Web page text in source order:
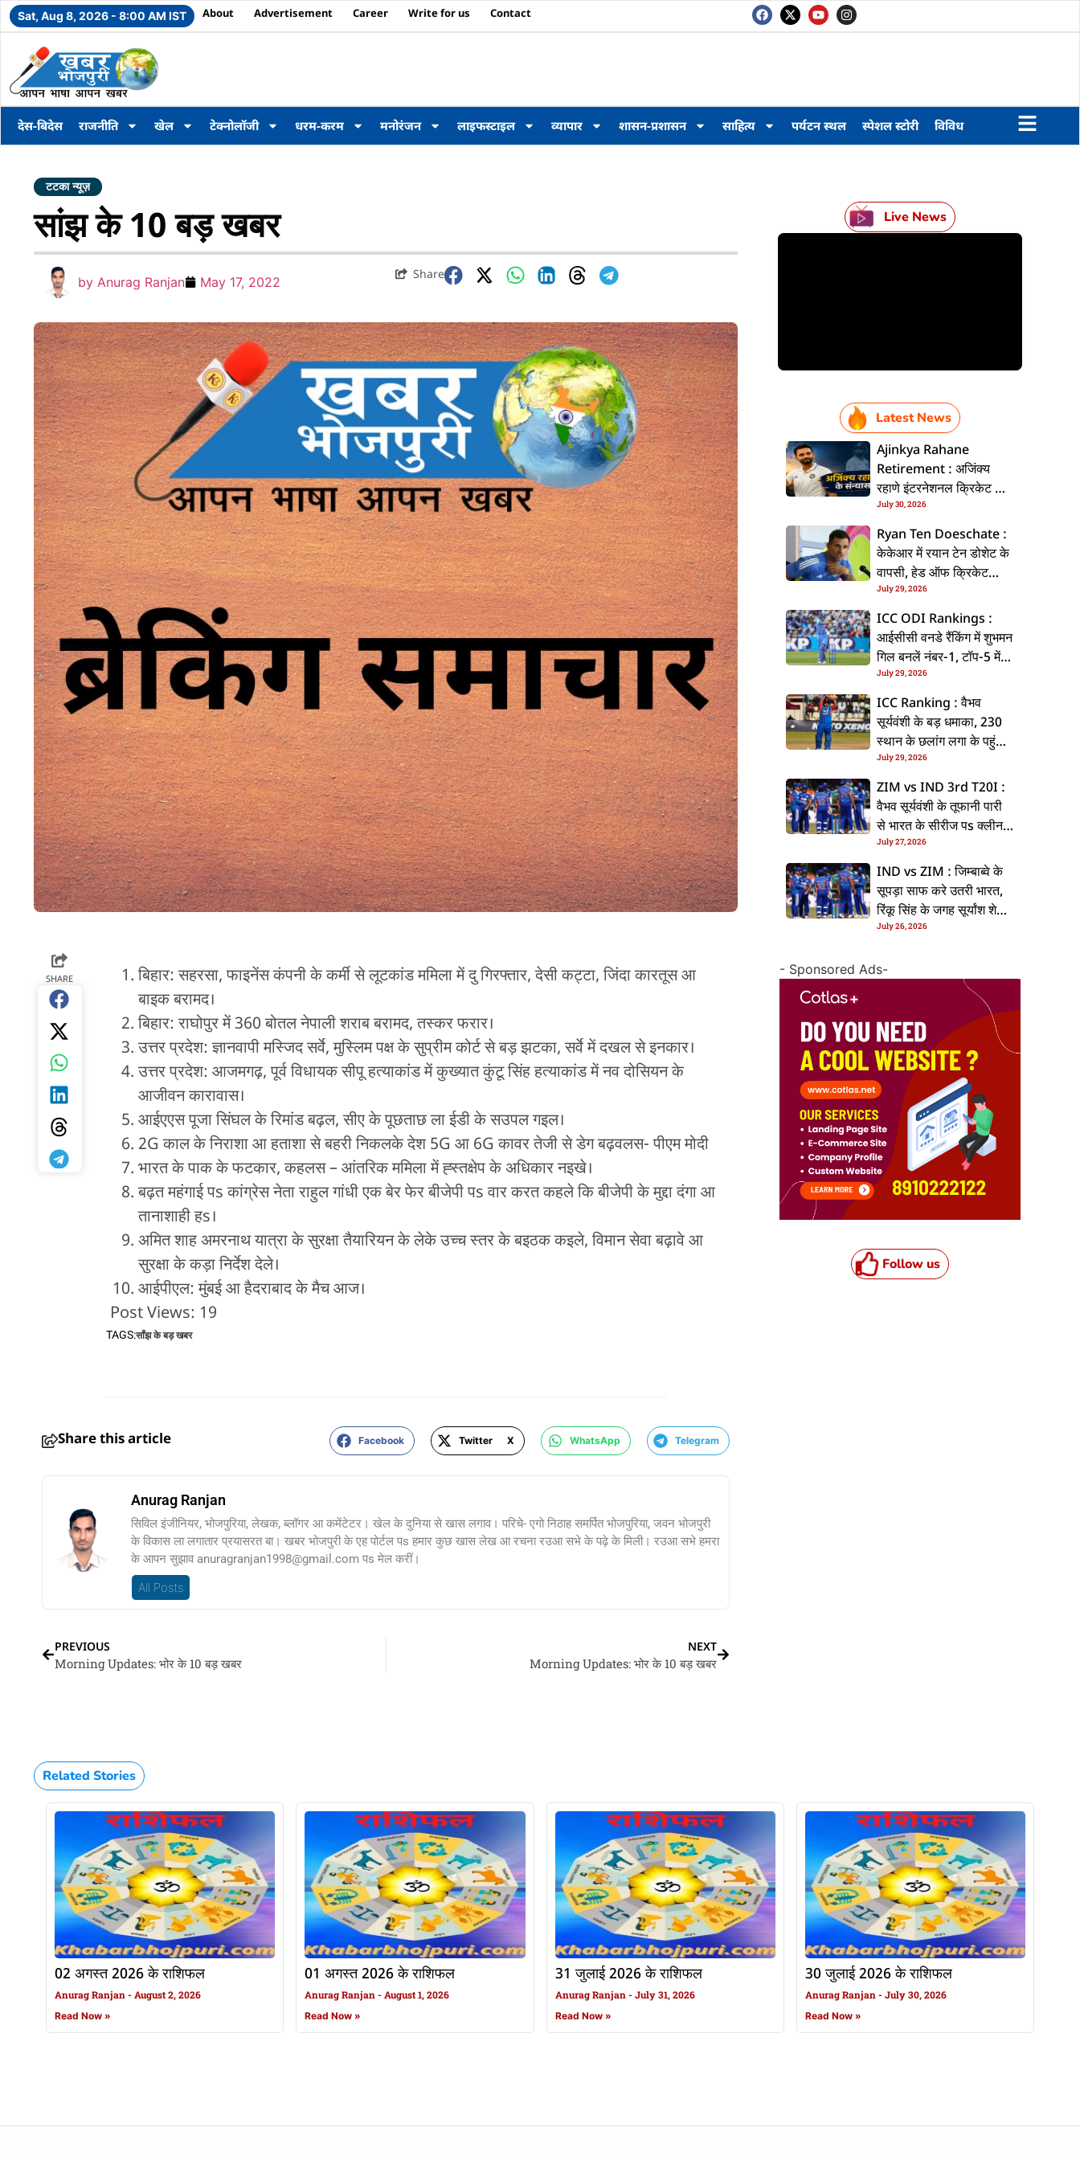
Sat, Aug 8, 2026 - 8:00 AM IST About Advertisement Career Write for us Contact
देस-बिदेस राजनीति खेल टेक्नोलॉजी धरम-करम मनोरंजन लाइफस्टाइल व्यापार शासन-प्रशासन साहित्य पर्यटन स्थल स्पेशल स्टोरी विविध
टटका न्यूज़
सांझ के 10 बड़ खबर
by Anurag Ranjan May 17, 2022
Share
SHARE
बिहार: सहरसा, फाइनेंस कंपनी के कर्मी से लूटकांड ममिला में दु गिरफ्तार, देसी कट्टा, जिंदा कारतूस आ
बाइक बरामद।
बिहार: राघोपुर में 360 बोतल नेपाली शराब बरामद, तस्कर फरार।
उत्तर प्रदेश: ज्ञानवापी मस्जिद सर्वे, मुस्लिम पक्ष के सुप्रीम कोर्ट से बड़ झटका, सर्वे में दखल से इनकार।
उत्तर प्रदेश: आजमगढ़, पूर्व विधायक सीपू हत्याकांड में कुख्यात कुंटू सिंह हत्याकांड में नव दोसियन के
आजीवन कारावास।
आईएएस पूजा सिंघल के रिमांड बढ़ल, सीए के पूछताछ ला ईडी के सउपल गइल।
2G काल के निराशा आ हताशा से बहरी निकलके देश 5G आ 6G कावर तेजी से डेग बढ़वलस- पीएम मोदी
भारत के पाक के फटकार, कहलस – आंतरिक ममिला में ह्स्तक्षेप के अधिकार नइखे।
बढ़त महंगाई पs कांग्रेस नेता राहुल गांधी एक बेर फेर बीजेपी पs वार करत कहले कि बीजेपी के मुद्दा दंगा आ
तानाशाही हs।
अमित शाह अमरनाथ यात्रा के सुरक्षा तैयारियन के लेके उच्च स्तर के बइठक कइले, विमान सेवा बढ़ावे आ
सुरक्षा के कड़ा निर्देश देले।
आईपीएल: मुंबई आ हैदराबाद के मैच आज।
Post Views: 19
TAGS:साँझ के बड़ खबर
Share this article Facebook Twitter X WhatsApp Telegram
Anurag Ranjan
सिविल इंजीनियर, भोजपुरिया, लेखक, ब्लॉगर आ कमेंटेटर। खेल के दुनिया से खास लगाव। परिचे- एगो निठाह समर्पित भोजपुरिया, जवन भोजपुरी
के विकास ला लगातार प्रयासरत बा। खबर भोजपुरी के एह पोर्टल पs हमार कुछ खास लेख आ रचना रउआ सभे के पढ़े के मिली। रउआ सभे हमरा
के आपन सुझाव anuragranjan1998@gmail.com पs मेल करीं।
All Posts
PREVIOUS
Morning Updates: भोर के 10 बड़ खबर
NEXT
Morning Updates: भोर के 10 बड़ खबर
Live News
Latest News
Ajinkya Rahane
Retirement : अजिंक्य
रहाणे इंटरनेशनल क्रिकेट से
ललें संन्यास, सोशल मीडिया
पs पोस्ट कs के कइलें एलान
July 30, 2026
Ryan Ten Doeschate :
केकेआर में रयान टेन डोशेट के
वापसी, हेड ऑफ क्रिकेट
स्ट्रेटजी के जिम्मेदारी संभरिहें
July 29, 2026
ICC ODI Rankings :
आईसीसी वनडे रैंकिंग में शुभमन
गिल बनलें नंबर-1, टॉप-5 में
भारत के तीन बल्लेबाज
July 29, 2026
ICC Ranking : वैभव
सूर्यवंशी के बड़ धमाका, 230
स्थान के छलांग लगा के पहुंचलें
48वां नंबर पs
July 29, 2026
ZIM vs IND 3rd T20I :
वैभव सूर्यवंशी के तूफानी पारी
से भारत के सीरीज पs क्लीन
स्वीप, जिम्बाब्वे 35 रन से
हारल
July 27, 2026
IND vs ZIM : जिम्बाब्वे के
सूपड़ा साफ करे उतरी भारत,
रिंकू सिंह के जगह सूर्यांश शेडगे
के मिल सकेला मवका
July 26, 2026
- Sponsored Ads-
Follow us
Related Stories
02 अगस्त 2026 के राशिफल
Anurag Ranjan August 2, 2026
Read Now »
01 अगस्त 2026 के राशिफल
Anurag Ranjan August 1, 2026
Read Now »
31 जुलाई 2026 के राशिफल
Anurag Ranjan July 31, 2026
Read Now »
30 जुलाई 2026 के राशिफल
Anurag Ranjan July 30, 2026
Read Now »